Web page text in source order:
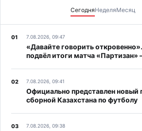
СегодняНеделяМесяц
7.08.2026, 09:47
«Давайте говорить
подвёл итоги матча «Партизан»
7.08.2026, 09:41
Официально представлен новый
сборной Казахстана по футболу
7.08.2026, 09:38